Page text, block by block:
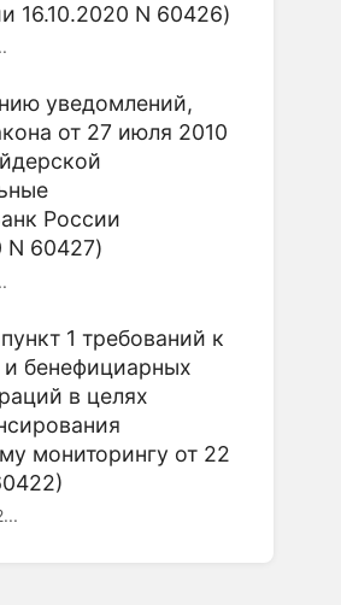
16.10.2020 N 60426)
уведомлений,
от 27 июля 2010
России
N 60427)
1 требований к
и бенефициарных
в целях
мониторингу от 22